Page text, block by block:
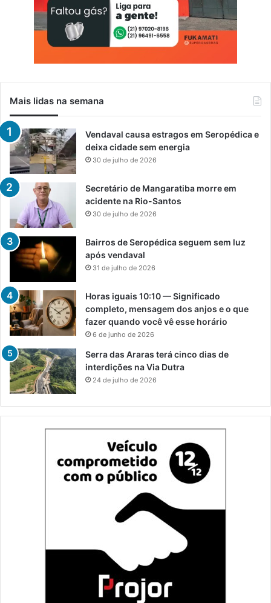
Mais lidas na semana
Vendaval causa estragos em Seropédica e
deixa cidade sem energia
30 de julho de 2026
Secretário de Mangaratiba morre em
acidente na Rio-Santos
30 de julho de 2026
Bairros de Seropédica seguem sem luz
após vendaval
31 de julho de 2026
Horas iguais 10:10 — Significado
completo, mensagem dos anjos e o que
fazer quando você vê esse horário
6 de junho de 2026
Serra das Araras terá cinco dias de
interdições na Via Dutra
24 de julho de 2026